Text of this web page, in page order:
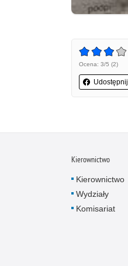
Ocena: 3/5 (2)
Udostępnij
Kierownictwo
Kierownictwo
Wydziały
Komisariat